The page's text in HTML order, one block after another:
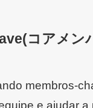
コアメン
membros-
e ajudar a